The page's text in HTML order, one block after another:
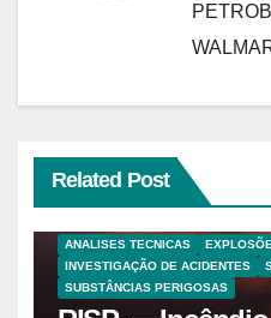
Related Post
ANALISES TECNICAS
INVESTIGAÇÃO DE ACIDENTES
SUBSTÂNCIAS PERIGOSAS